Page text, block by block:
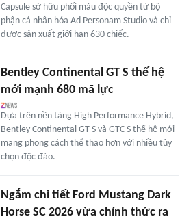
Capsule sở hữu phối màu độc quyền từ bộ
phận cá nhân hóa Ad Personam Studio và chỉ
được sản xuất giới hạn 630 chiếc.
Bentley Continental GT S thế hệ
mới mạnh 680 mã lực
Dựa trên nền tảng High Performance Hybrid,
Bentley Continental GT S và GTC S thế hệ mới
mang phong cách thể thao hơn với nhiều tùy
chọn độc đáo.
Ngắm chi tiết Ford Mustang Dark
Horse SC 2026 vừa chính thức ra